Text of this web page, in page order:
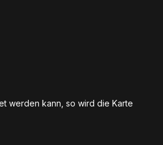
werden kann, so wird die Karte